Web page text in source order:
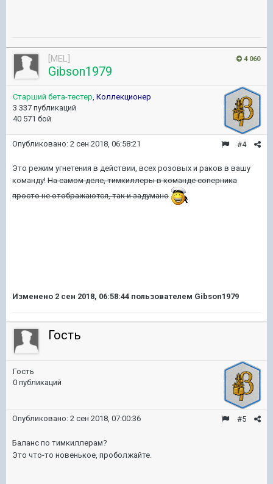
4 060
[MEL]
Gibson1979
Старший бета-тестер, Коллекционер
3 337 публикаций
40 571 бой
#4
Опубликовано: 2 сен 2018, 06:58:21
Это режим угнетения в действии, всех розовых и раков в вашу
команду! На самом деле, тимкиллеры в команде соперника
просто не отображаются, так и задумано
Изменено 2 сен 2018, 06:58:44 пользователем Gibson1979
Гость
Гость
0 публикаций
#5
Опубликовано: 2 сен 2018, 07:00:36
Баланс по тимкиллерам?
Это что-то новенькое, проболжайте.